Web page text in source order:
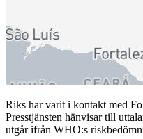
Riks har varit i kontakt med
Presstjänsten hänvisar till
utgår ifrån WHO:s